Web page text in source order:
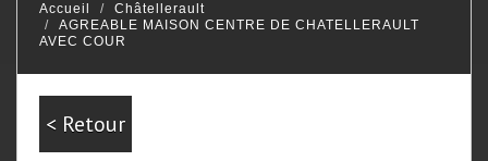
Accueil
Châtellerault
AGREABLE MAISON CENTRE DE CHATELLERAULT
AVEC COUR
< Retour